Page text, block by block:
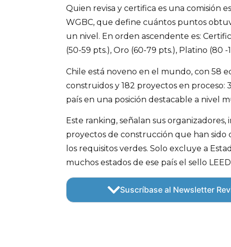
Quien revisa y certifica es una comisión
WGBC, que define cuántos puntos
un nivel. En orden ascendente es:
(50-59 pts.), Oro (60-79 pts.), Platino (80 -
Chile está noveno en el mundo, con 58
construidos y 182 proyectos en proceso:
país en una posición destacable a nivel
Este ranking, señalan sus organizadores,
proyectos de construcción que han sido
los requisitos verdes. Solo excluye a
muchos estados de ese país el sello
Suscríbase al Newsletter